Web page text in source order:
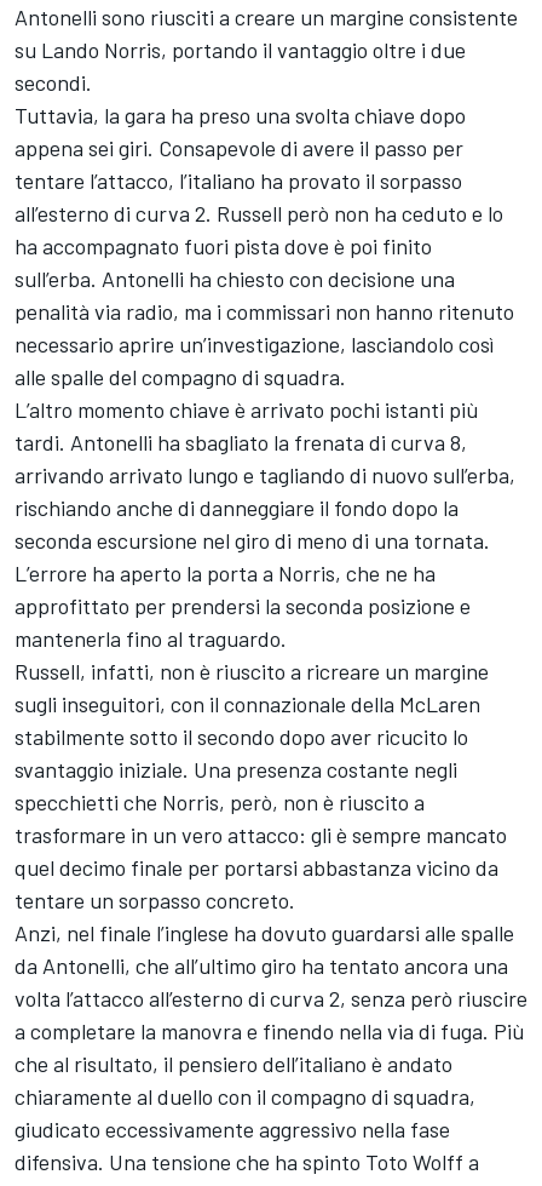
Antonelli sono riusciti a creare un margine consistente
su Lando Norris, portando il vantaggio oltre i due
secondi.
Tuttavia, la gara ha preso una svolta chiave dopo
appena sei giri. Consapevole di avere il passo per
tentare l’attacco, l’italiano ha provato il sorpasso
all’esterno di curva 2. Russell però non ha ceduto e lo
ha accompagnato fuori pista dove è poi finito
sull’erba. Antonelli ha chiesto con decisione una
penalità via radio, ma i commissari non hanno ritenuto
necessario aprire un’investigazione, lasciandolo così
alle spalle del compagno di squadra.
L’altro momento chiave è arrivato pochi istanti più
tardi. Antonelli ha sbagliato la frenata di curva 8,
arrivando arrivato lungo e tagliando di nuovo sull’erba,
rischiando anche di danneggiare il fondo dopo la
seconda escursione nel giro di meno di una tornata.
L’errore ha aperto la porta a Norris, che ne ha
approfittato per prendersi la seconda posizione e
mantenerla fino al traguardo.
Russell, infatti, non è riuscito a ricreare un margine
sugli inseguitori, con il connazionale della McLaren
stabilmente sotto il secondo dopo aver ricucito lo
svantaggio iniziale. Una presenza costante negli
specchietti che Norris, però, non è riuscito a
trasformare in un vero attacco: gli è sempre mancato
quel decimo finale per portarsi abbastanza vicino da
tentare un sorpasso concreto.
Anzi, nel finale l’inglese ha dovuto guardarsi alle spalle
da Antonelli, che all’ultimo giro ha tentato ancora una
volta l’attacco all’esterno di curva 2, senza però riuscire
a completare la manovra e finendo nella via di fuga. Più
che al risultato, il pensiero dell’italiano è andato
chiaramente al duello con il compagno di squadra,
giudicato eccessivamente aggressivo nella fase
difensiva. Una tensione che ha spinto Toto Wolff a